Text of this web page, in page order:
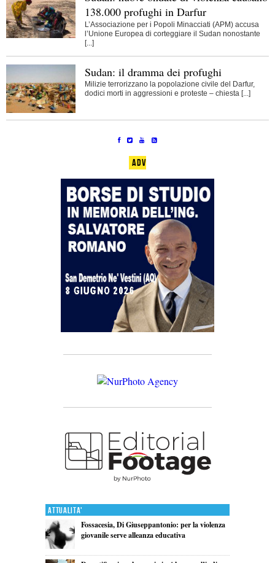
138.000 profughi in Darfur
L’Associazione per i Popoli Minacciati (APM) accusa
l’Unione Europea di corteggiare il Sudan nonostante
[...]
Sudan: il dramma dei profughi
Milizie terrorizzano la popolazione civile del Darfur,
dodici morti in aggressioni e proteste – chiesta [...]
ADV
Attualita'
Fossacesia, Di Giuseppantonio: per la violenza
giovanile serve alleanza educativa